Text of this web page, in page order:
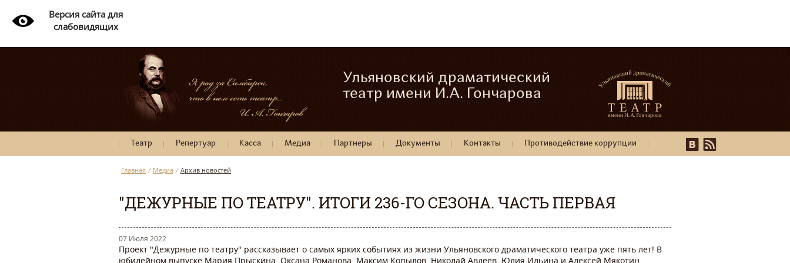
Версия сайта для
слабовидящих
Ульяновский драматический
театр имени И.А. Гончарова
Театр Репертуар Касса Медиа Партнеры Документы Контакты Противодействие коррупции
Главная / Медиа / Архив новостей
"ДЕЖУРНЫЕ ПО ТЕАТРУ". ИТОГИ 236-ГО СЕЗОНА. ЧАСТЬ ПЕРВАЯ
07 Июля 2022
Проект "Дежурные по театру" рассказывает о самых ярких событиях из жизни Ульяновского драматического театра уже пять лет! В
юбилейном выпуске Мария Прыскина, Оксана Романова, Максим Копылов, Николай Авдеев, Юлия Ильина и Алексей Мякотин